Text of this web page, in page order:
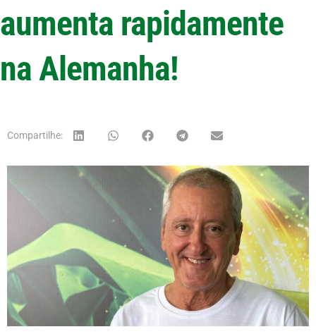
aumenta rapidamente
na Alemanha!
Compartilhe: